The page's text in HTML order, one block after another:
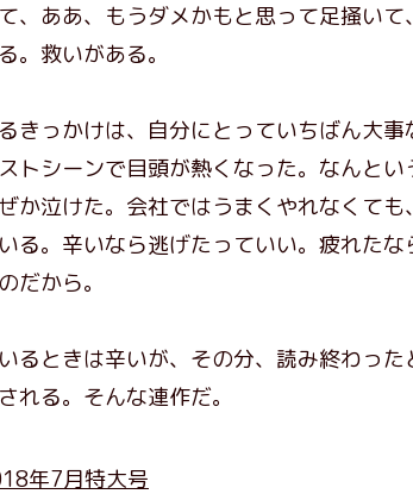
、ああ、もうダメかもと思って足掻い
。救いがある。
きっかけは、自分にとっていちばん大
トシーンで目頭が熱くなった。なんと
か泣けた。会社ではうまくやれなくても
る。辛いなら逃げたっていい。疲れた
だから。
るときは辛いが、その分、読み終わった
れる。そんな連作だ。
年7月特大号